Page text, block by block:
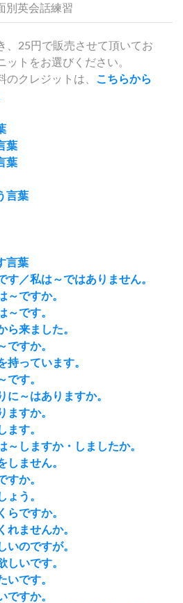
別英会話練習
、25円で販売させて頂いてお
ットをお選びください。
クレジットは、 こちらから
葉
葉
言葉
言葉
す／私は～ではありません。
～ですか。
～です。
ら来ました。
ですか。
持っています。
です。
に～はありますか。
ますか。
ます。
～しますか・しましたか。
しません。
すか。
ょう。
らですか。
れませんか。
いのですが。
しいです。
いです。
ですか。